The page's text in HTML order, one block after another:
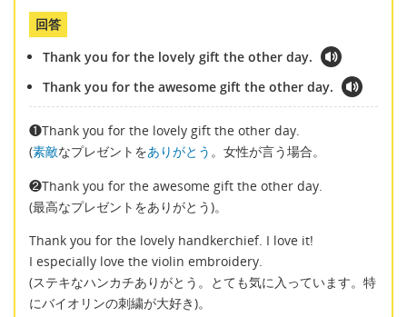
回答
Thank you for the lovely gift the other day.
Thank you for the awesome gift the other day.
❶Thank you for the lovely gift the other day.
(素敵なプレゼントをありがとう 。女性が言う場合。
❷Thank you for the awesome gift the other day.
(最高なプレゼントをありがとう)。
Thank you for the lovely handkerchief. I love it!
I especially love the violin embroidery.
(ステキなハンカチありがとう。とても気に入っています。特
にバイオリンの刺繍が大好き)。